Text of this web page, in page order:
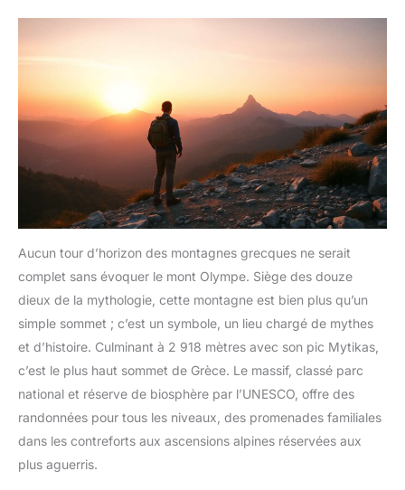
Aucun tour d’horizon des montagnes grecques ne serait
complet sans évoquer le mont Olympe. Siège des douze
dieux de la mythologie, cette montagne est bien plus qu’un
simple sommet ; c’est un symbole, un lieu chargé de mythes
et d’histoire. Culminant à 2 918 mètres avec son pic Mytikas,
c’est le plus haut sommet de Grèce. Le massif, classé parc
national et réserve de biosphère par l’UNESCO, offre des
randonnées pour tous les niveaux, des promenades familiales
dans les contreforts aux ascensions alpines réservées aux
plus aguerris.